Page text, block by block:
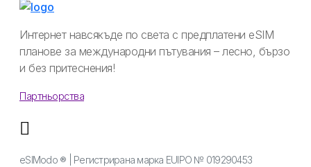
Интернет навсякъде по света с предплатени eSIM
планове за международни пътувания – лесно, бързо
и без притеснения!
Партньорства
eSIModo ® | Регистрирана марка EUIPO № 019290453